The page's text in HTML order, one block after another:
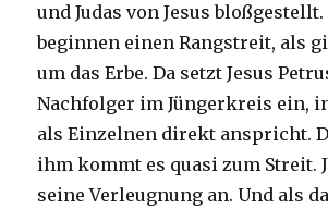
und Judas von Jesus bloßgestellt.
beginnen einen Rangstreit, als
um das Erbe. Da setzt Jesus
Nachfolger im Jüngerkreis ein,
als Einzelnen direkt anspricht.
ihm kommt es quasi zum Streit.
seine Verleugnung an. Und als